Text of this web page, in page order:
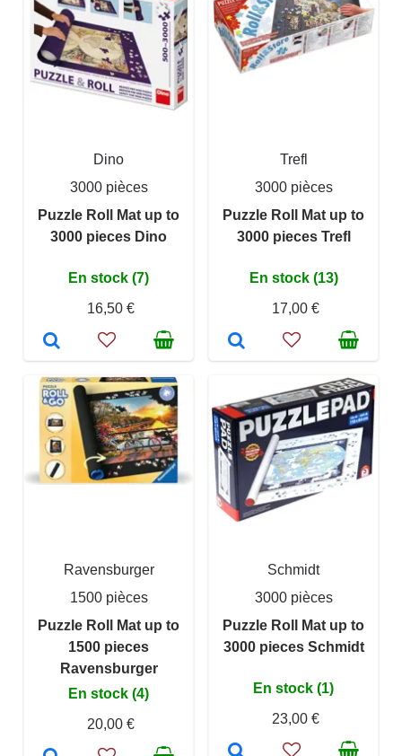
Dino
3000 pièces
Puzzle Roll Mat up to
3000 pieces Dino
En stock (7)
16,50 €
Trefl
3000 pièces
Puzzle Roll Mat up to
3000 pieces Trefl
En stock (13)
17,00 €
Ravensburger
1500 pièces
Puzzle Roll Mat up to
1500 pieces
Ravensburger
En stock (4)
20,00 €
Schmidt
3000 pièces
Puzzle Roll Mat up to
3000 pieces Schmidt
En stock (1)
23,00 €